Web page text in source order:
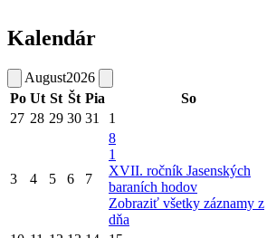
Kalendár
August2026
Po Ut St Št Pia So
27 28 29 30 31 1
3 4 5 6 7
8
1
XVII. ročník Jasenských
baraních hodov
Zobraziť všetky záznamy z
dňa